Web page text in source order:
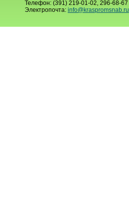
Телефон: (391) 219-01-02, 296-68-67
Электропочта: info@kraspromsnab.ru